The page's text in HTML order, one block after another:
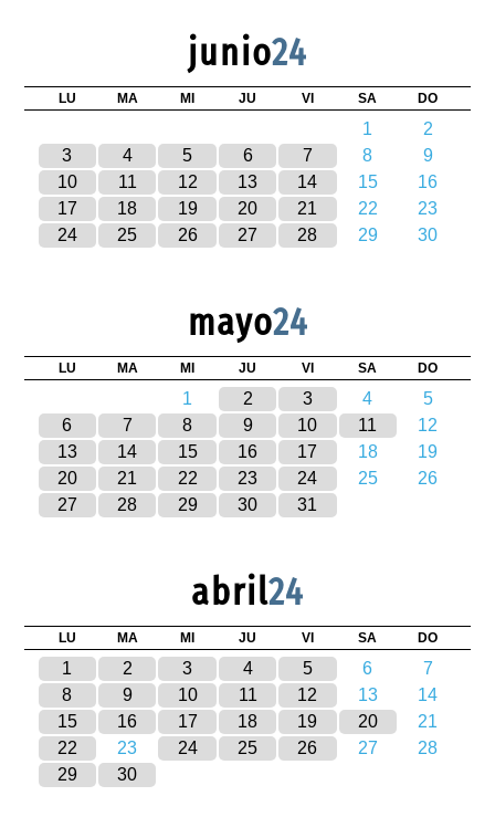
junio24
LU MA MI JU VI SA DO
1
2
3
4 5 6 7 8
9
10
11 12 13 14 15
16
17
18 19 20 21 22
23
24
25 26 27 28 29 30
mayo24
LU MA MI JU VI SA DO
1 2 3 4
5
6
7 8 9 10 11
12
13
14 15 16 17 18
19
20
21 22 23 24 25
26
27
28 29 30 31
abril24
LU MA MI JU VI SA DO
1 2 3 4 5 6
7
8
9 10 11 12 13
14
15
16 17 18 19 20
21
22
23 24 25 26 27
28
29
30